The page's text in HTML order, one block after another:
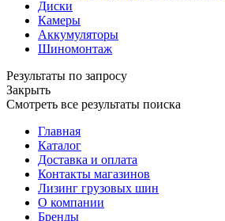
Диски
Камеры
Аккумуляторы
Шиномонтаж
Результаты по запросу
Закрыть
Смотреть все результаты поиска
Главная
Каталог
Доставка и оплата
Контакты магазинов
Лизинг грузовых шин
О компании
Бренды